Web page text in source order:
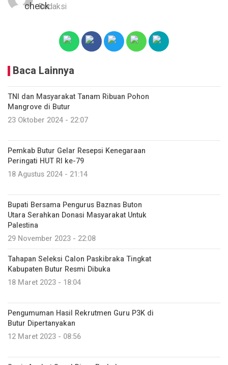
Redaksi
Baca Lainnya
TNI dan Masyarakat Tanam Ribuan Pohon
Mangrove di Butur
23 Oktober 2024 - 22:07
Pemkab Butur Gelar Resepsi Kenegaraan
Peringati HUT RI ke-79
18 Agustus 2024 - 21:14
Bupati Bersama Pengurus Baznas Buton
Utara Serahkan Donasi Masyarakat Untuk
Palestina
29 November 2023 - 22:08
Tahapan Seleksi Calon Paskibraka Tingkat
Kabupaten Butur Resmi Dibuka
18 Maret 2023 - 18:04
Pengumuman Hasil Rekrutmen Guru P3K di
Butur Dipertanyakan
12 Maret 2023 - 08:56